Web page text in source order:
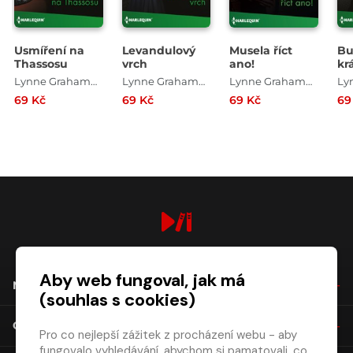
Usmíření na
Thassosu
Lynne Grahamová
69 Kč
Levandulový
vrch
Lynne Grahamová
69 Kč
Musela říct
ano!
Lynne Grahamová
69 Kč
NÁKUP
O SPOLEČNOSTI
Aby web fungoval, jak má
(souhlas s cookies)
Pro co nejlepší zážitek z procházení webu - aby